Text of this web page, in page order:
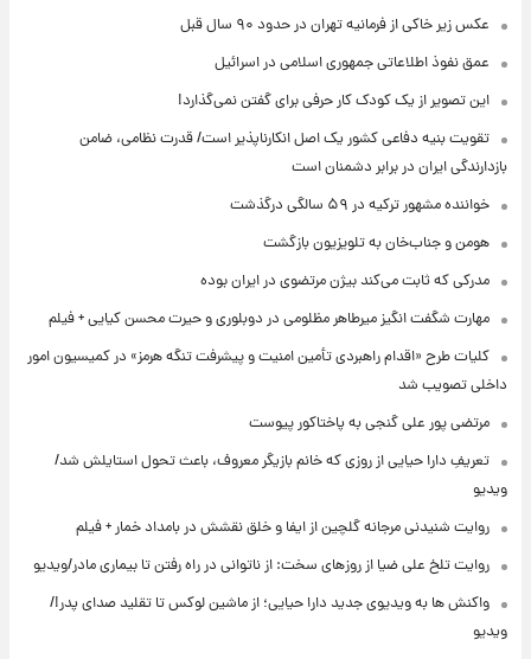
عکس زیر خاکی از فرمانیه تهران در حدود ۹۰ سال قبل
عمق نفوذ اطلاعاتی جمهوری اسلامی در اسرائیل
این تصویر از یک کودک کار حرفی برای گفتن نمی‌گذارد!
تقویت بنیه دفاعی کشور یک اصل انکارناپذیر است/ قدرت نظامی، ضامن
بازدارندگی ایران در برابر دشمنان است
خواننده مشهور ترکیه در ۵۹ سالگی درگذشت
هومن و جناب‌خان به تلویزیون بازگشت
مدرکی که ثابت می‌کند بیژن مرتضوی در ایران بوده
مهارت شگفت انگیز میرطاهر مظلومی در دوبلوری و حیرت محسن کیایی + فیلم
کلیات طرح «اقدام راهبردی تأمین امنیت و پیشرفت تنگه هرمز» در کمیسیون امور
داخلی تصویب شد
مرتضی پور علی گنجی به پاختاکور پیوست
تعریفِ دارا حیایی از روزی که خانم بازیگر معروف، باعث تحول استایلش شد/
ویدیو
روایت شنیدنی مرجانه گلچین از ایفا و خلق نقشش در بامداد خمار + فیلم
روایت تلخ علی ضیا از روزهای سخت: از ناتوانی در راه رفتن تا بیماری مادر/ویدیو
واکنش ها به ویدیوی جدید دارا حیایی؛ از ماشین لوکس تا تقلید صدای پدر!/
ویدیو